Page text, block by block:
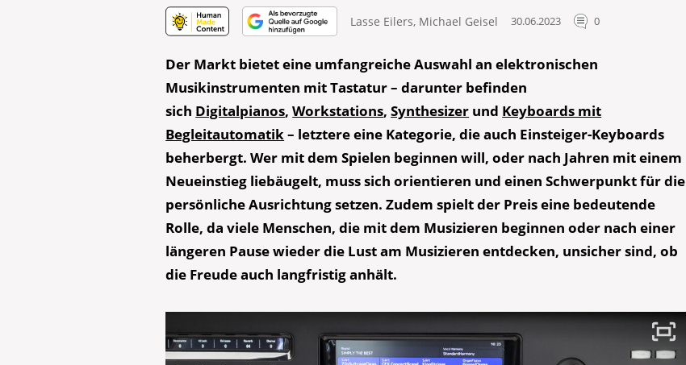
Lasse Eilers, Michael Geisel 30.06.2023 0
Der Markt bietet eine umfangreiche Auswahl an elektronischen
Musikinstrumenten mit Tastatur – darunter befinden
sich Digitalpianos,Workstations,Synthesizer und Keyboards mit
Begleitautomatik– letztere eine Kategorie, die auch Einsteiger-Keyboards
beherbergt. Wer mit dem Spielen beginnen will, oder nach Jahren mit einem
Neueinstieg liebäugelt, muss sich orientieren und einen Schwerpunkt für die
persönliche Ausrichtung setzen. Zudem spielt der Preis eine bedeutende
Rolle, da viele Menschen, die mit dem Musizieren beginnen oder nach einer
längeren Pause wieder die Lust am Musizieren entdecken, unsicher sind, ob
die Freude auch langfristig anhält.